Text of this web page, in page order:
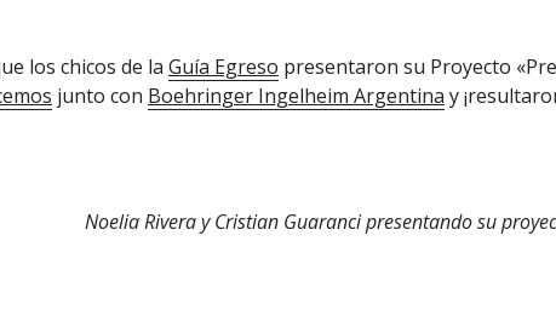
los chicos de la Guía Egreso presentaron su Proyecto
junto con Boehringer Ingelheim Argentina y
Noelia Rivera y Cristian Guaranci presentando su